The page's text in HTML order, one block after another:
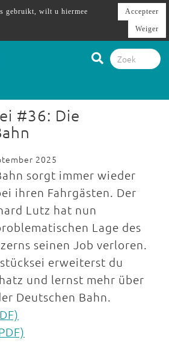
#36: Die
2025
sorgt immer wieder
ihren Fahrgästen. Der
Lutz hat nun
Lage des
seinen Job verloren.
erweiterst du
und lernst mehr über
Deutschen Bahn.
gebruikt, wilt u hiermee
Accepteer
Weiger